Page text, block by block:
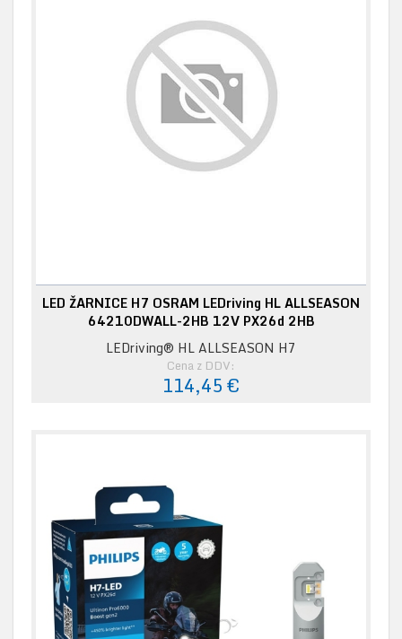
LED ŽARNICE H7 OSRAM LEDriving HL ALLSEASON
64210DWALL-2HB 12V PX26d 2HB
LEDriving® HL ALLSEASON H7
Cena z DDV:
114,45 €